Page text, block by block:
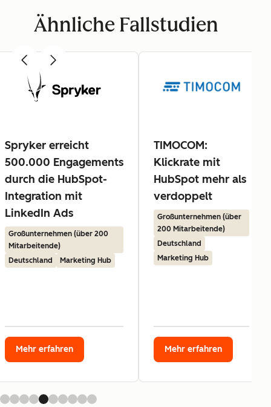
Ähnliche Fallstudien
Spryker erreicht
500.000 Engagements
durch die HubSpot-
Integration mit
LinkedIn Ads
Großunternehmen (über 200
Mitarbeitende)
Deutschland
Marketing Hub
Mehr erfahren
TIMOCOM:
Klickrate mit
HubSpot mehr als
verdoppelt
Großunternehmen (über
200 Mitarbeitende)
Deutschland
Marketing Hub
Mehr erfahren